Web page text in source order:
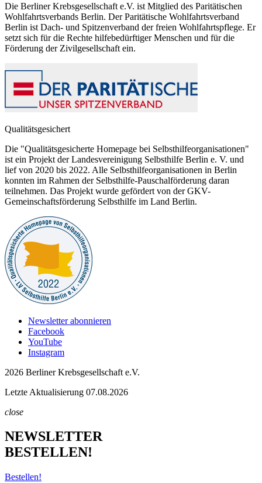
Die Berliner Krebsgesellschaft e.V. ist Mitglied des Paritätischen
Wohlfahrtsverbands Berlin. Der Paritätische Wohlfahrtsverband
Berlin ist Dach- und Spitzenverband der freien Wohlfahrtspflege. Er
setzt sich für die Rechte hilfebedürftiger Menschen und für die
Förderung der Zivilgesellschaft ein.
Qualitätsgesichert
Die "Qualitätsgesicherte Homepage bei Selbsthilfeorganisationen"
ist ein Projekt der Landesvereinigung Selbsthilfe Berlin e. V. und
lief von 2020 bis 2022. Alle Selbsthilfeorganisationen in Berlin
konnten im Rahmen der Selbsthilfe-Pauschalförderung daran
teilnehmen. Das Projekt wurde gefördert von der GKV-
Gemeinschaftsförderung Selbsthilfe im Land Berlin.
Newsletter abonnieren
Facebook
YouTube
Instagram
2026 Berliner Krebsgesellschaft e.V.
Letzte Aktualisierung 07.08.2026
close
NEWSLETTER
BESTELLEN!
Bestellen!